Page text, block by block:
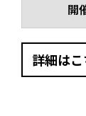
開
詳細は